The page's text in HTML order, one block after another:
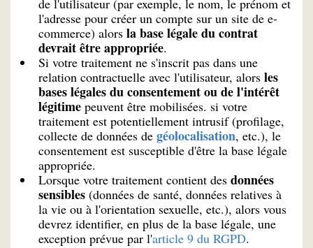
de l'utilisateur (par exemple, le nom, le prénom et
l'adresse pour créer un compte sur un site de e-
commerce) alors la base légale du contrat
devrait être appropriée.
Si votre traitement ne s'inscrit pas dans une
relation contractuelle avec l'utilisateur, alors les
bases légales du consentement ou de l'intérêt
légitime peuvent être mobilisées. si votre
traitement est potentiellement intrusif (profilage,
collecte de données de géolocalisation, etc.), le
consentement est susceptible d'être la base légale
appropriée.
Lorsque votre traitement contient des données
sensibles (données de santé, données relatives à
la vie ou à l'orientation sexuelle, etc.), alors vous
devrez identifier, en plus de la base légale, une
exception prévue par l'article 9 du RGPD.